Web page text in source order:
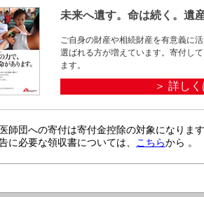
未来へ遺す。命は続く。遺
ご自身の財産や相続財産を有意義に
選ばれる方が増えています。寄付し
ます。
＞ 詳し
師団への寄付は寄付金控除の対象になります
に必要な領収書については、
こちらから 。